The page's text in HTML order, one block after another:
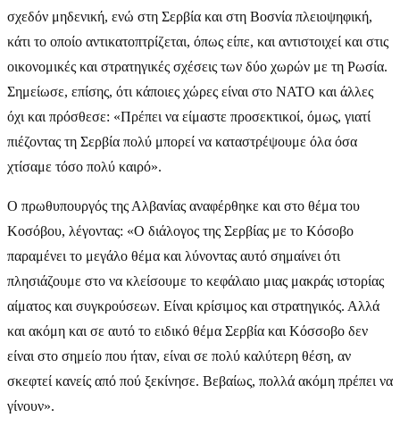
σχεδόν μηδενική, ενώ στη Σερβία και στη Βοσνία πλειοψηφική,
κάτι το οποίο αντικατοπτρίζεται, όπως είπε, και αντιστοιχεί και στις
οικονομικές και στρατηγικές σχέσεις των δύο χωρών με τη Ρωσία.
Σημείωσε, επίσης, ότι κάποιες χώρες είναι στο ΝΑΤΟ και άλλες
όχι και πρόσθεσε: «Πρέπει να είμαστε προσεκτικοί, όμως, γιατί
πιέζοντας τη Σερβία πολύ μπορεί να καταστρέψουμε όλα όσα
χτίσαμε τόσο πολύ καιρό».
Ο πρωθυπουργός της Αλβανίας αναφέρθηκε και στο θέμα του
Κοσόβου, λέγοντας: «Ο διάλογος της Σερβίας με το Κόσοβο
παραμένει το μεγάλο θέμα και λύνοντας αυτό σημαίνει ότι
πλησιάζουμε στο να κλείσουμε το κεφάλαιο μιας μακράς ιστορίας
αίματος και συγκρούσεων. Είναι κρίσιμος και στρατηγικός. Αλλά
και ακόμη και σε αυτό το ειδικό θέμα Σερβία και Κόσσοβο δεν
είναι στο σημείο που ήταν, είναι σε πολύ καλύτερη θέση, αν
σκεφτεί κανείς από πού ξεκίνησε. Βεβαίως, πολλά ακόμη πρέπει να
γίνουν».